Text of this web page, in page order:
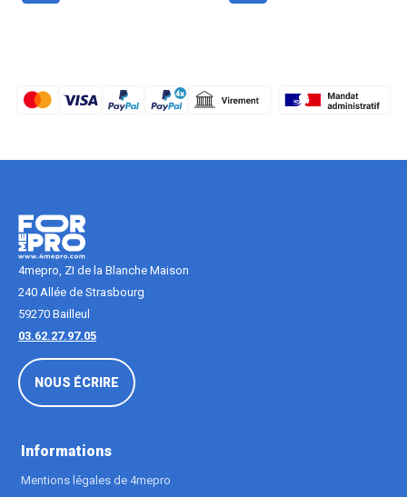
4mepro, ZI de la Blanche Maison
240 Allée de Strasbourg
59270 Bailleul
03.62.27.97.05
NOUS ÉCRIRE
Informations
Mentions légales de 4mepro